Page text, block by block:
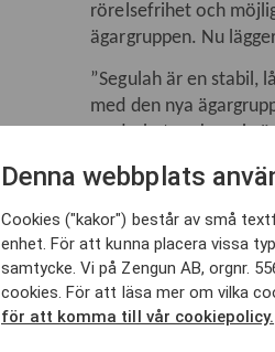
rörelsefrihet och
ägargruppen. Nu
”Segulah är en stabil,
med den nya
medarbetare kan vi
“Zengun har visat
med ett attraktivt
Zenguns unika kultur
företagsledningen",
För ytterligare
Denna webbplats
Cookies ("kakor") består av små
enhet. För att kunna placera vissa
samtycke. Vi på Zengun AB, orgnr.
cookies. För att läsa mer om vilka
för att komma till vår cookiepolicy.